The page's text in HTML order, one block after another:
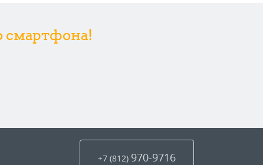
смартфона!
+7 (812) 970-9716